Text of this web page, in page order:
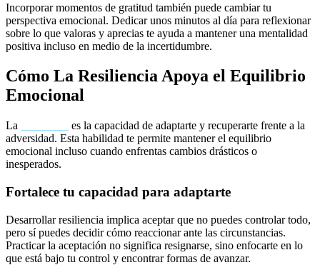
Incorporar momentos de gratitud también puede cambiar tu
perspectiva emocional. Dedicar unos minutos al día para reflexionar
sobre lo que valoras y aprecias te ayuda a mantener una mentalidad
positiva incluso en medio de la incertidumbre.
Cómo La Resiliencia Apoya el Equilibrio
Emocional
La
es la capacidad de adaptarte y recuperarte frente a la
adversidad. Esta habilidad te permite mantener el equilibrio
emocional incluso cuando enfrentas cambios drásticos o
inesperados.
Fortalece tu capacidad para adaptarte
Desarrollar resiliencia implica aceptar que no puedes controlar todo,
pero sí puedes decidir cómo reaccionar ante las circunstancias.
Practicar la aceptación no significa resignarse, sino enfocarte en lo
que está bajo tu control y encontrar formas de avanzar.